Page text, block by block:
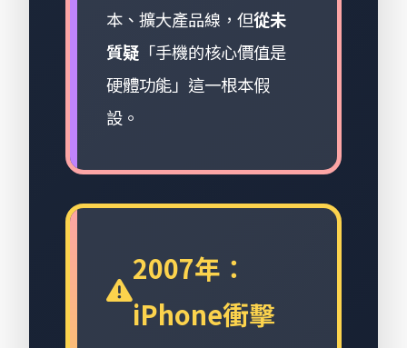
本、擴大產品線，但從未
質疑 「手機的核心價值是
硬體功能」這一根本假
設。
2007年：
iPhone衝擊